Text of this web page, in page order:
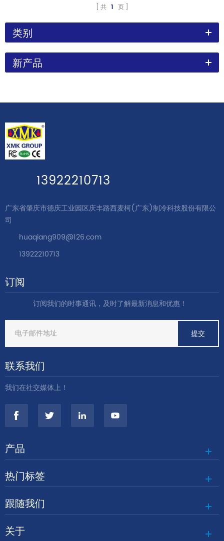
共 1 页
类别
新产品
13922210713
广东省肇庆市德庆工业园区庆丰路西麦柯(广东)制冷科技股份有限公
司
huaqiang909@126.com
13922210713
订阅
订阅我们的时事通讯，及时了解最新消息和优惠！
联系我们
我们在社交媒体上！
产品
热门标签
跟随我们
关于